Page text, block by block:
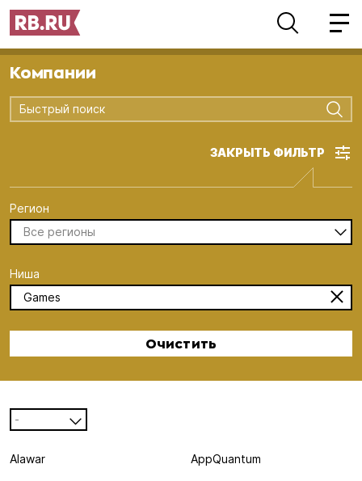
Компании
Быстрый поиск
ЗАКРЫТЬ ФИЛЬТР
Регион
Все регионы
Ниша
Games
Очистить
-
Alawar AppQuantum